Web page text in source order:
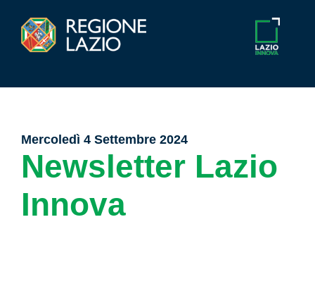
Mercoledì 4 Settembre 2024
Newsletter Lazio
Innova